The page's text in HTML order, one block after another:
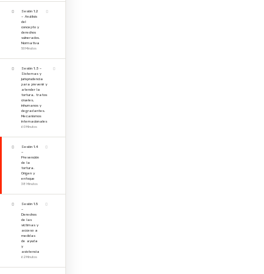
Sesión 1.2
– Análisis
del
concepto y
derechos
vulnerados.
Normativa
50 Minutos
Sesión 1.3 –
Sistemas y
jurisprudencia
para prevenir y
atender la
tortura, tratos
crueles,
inhumanos y
degradantes.
Mecanismos
internacionales
60 Minutos
Sesión 1.4
–
Prevención
de la
tortura.
Origen y
enfoque
38 Minutos
Sesión 1.5
–
Derechos
de las
víctimas y
acceso a
medidas
de ayuda
y
asistencia
62 Minutos